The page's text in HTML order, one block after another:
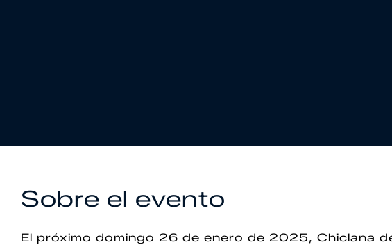
Sobre el evento
El próximo domingo 26 de enero de 2025, Chiclana